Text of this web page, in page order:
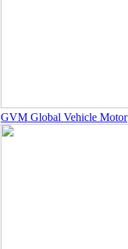
GVM Global Vehicle Motor